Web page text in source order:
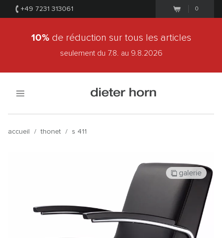
+49 7231 313061 0
10% de réduction sur tous les articles
seulement du 7.8. au 9.8.2026
accueil / thonet / s 411
galerie